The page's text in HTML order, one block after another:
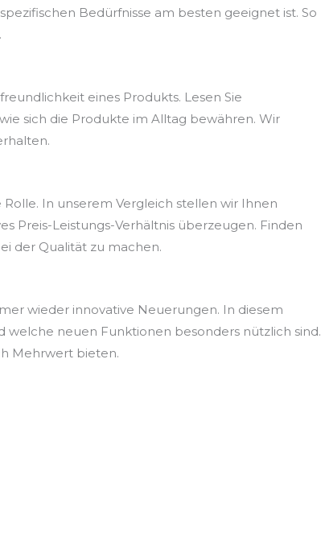
Bedürfnisse am besten geeignet ist. So
eines Produkts. Lesen Sie
sich die Produkte im Alltag bewähren. Wir
In unserem Vergleich stellen wir Ihnen
Preis-Leistungs-Verhältnis überzeugen. Finden
der Qualität zu machen.
wieder innovative Neuerungen. In diesem
neuen Funktionen besonders nützlich sind.
Mehrwert bieten.